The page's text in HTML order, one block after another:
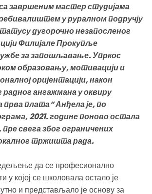
завршеним мастер студијама
у руралном подручју
дугорочно незапосленог
Филијале Прокупље
за запошљавање. Упркос
образовању, мотивацији и
оријентацији, након
ангажмана у оквиру
прва плата“ Анђела је, по
2021. године поново остала
свега због ограничених
тржишта рада.
да се професионално
у којој се школовала остало је
и представљало је основу за